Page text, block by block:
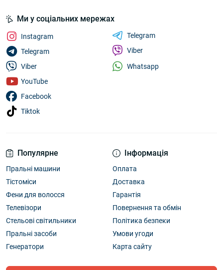
Популярне
Пральні машини
Тістоміси
Фени для волосся
Телевізори
Стельові світильники
Пральні засоби
Генератори
Інформація
Оплата
Доставка
Гарантія
Повернення та обмін
Політика безпеки
Умови угоди
Карта сайту
Ми у соціальних мережах
Instagram
Telegram
Viber
YouTube
Facebook
Tiktok
Telegram
Viber
Whatsapp